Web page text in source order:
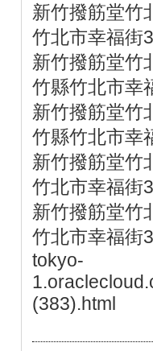
新竹撥筋堂竹
竹北市幸福街
新竹撥筋堂竹
竹縣竹北市幸
新竹撥筋堂竹
竹縣竹北市幸
新竹撥筋堂竹
竹北市幸福街
新竹撥筋堂竹
竹北市幸福街
tokyo-
(383).html